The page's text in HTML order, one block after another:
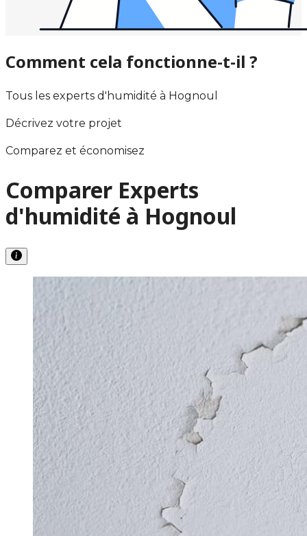
Comment cela fonctionne-t-il ?
Tous les experts d'humidité à Hognoul
Décrivez votre projet
Comparez et économisez
Comparer Experts
d'humidité à Hognoul